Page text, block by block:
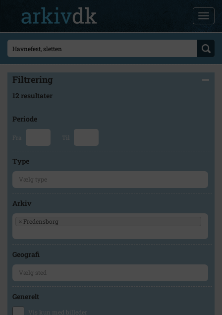
Filtrering
12 resultater
Periode
Fra Til
Type
Arkiv
× Fredensborg
Geografi
Generelt
Vis kun med billeder